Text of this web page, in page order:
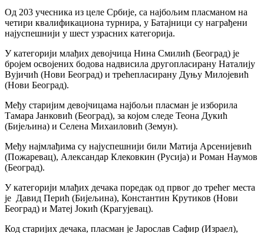
Од 203 учесника из целе Србије, са најбољим пласманом на
четири квалификациона турнира, у Батајници су награђени
најуспешнији у шест узрасних категорија.
У категорији млађих девојчица Нина Смилић (Београд) је
бројем освојених бодова надвисила другопласирану Наталију
Вујичић (Нови Београд) и трећепласирану Дуњу Милојевић
(Нови Београд).
Међу старијим девојчицама најбољи пласман је изборила
Тамара Јанковић (Београд), за којом следе Теона Дукић
(Бијељина) и Селена Михаиловић (Земун).
Међу најмлађима су најуспешнији били Матија Арсенијевић
(Пожаревац), Александaр Клековкин (Русија) и Роман Наумов
(Београд).
У категорији млађих дечака поредак од првог до трећег места
је Давид Перић (Бијељина), Константин Крутиков (Нови
Београд) и Матеј Јокић (Крагујевац).
Код старијих дечака, пласман је Јарослав Сафир (Израел),